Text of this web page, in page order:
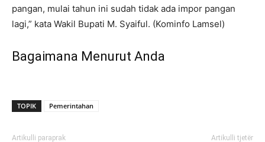
pangan, mulai tahun ini sudah tidak ada impor pangan
lagi,” kata Wakil Bupati M. Syaiful. (Kominfo Lamsel)
Bagaimana Menurut Anda
TOPIK Pemerintahan
Artikulli paraprak Artikulli tjetër